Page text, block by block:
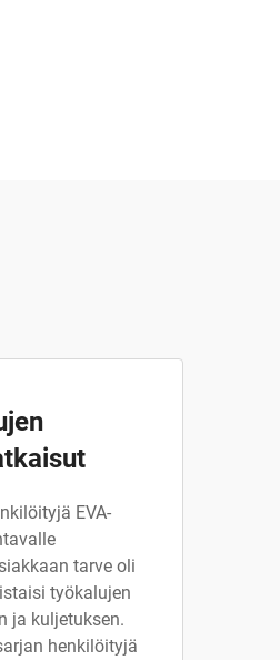
EVA-
tarve oli
työkalujen
ja kuljetuksen.
henkilöityjä